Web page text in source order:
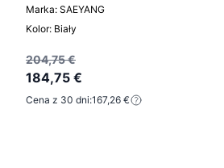
Marka: SAEYANG
Kolor: Biały
204,75 €
184,75 €
Cena z 30 dni:167,26 €